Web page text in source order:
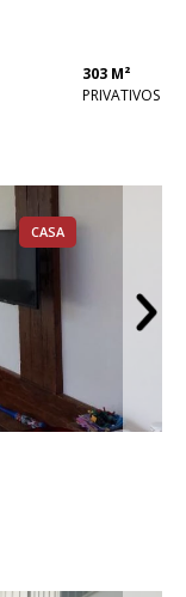
303 M²
PRIVATIVOS
CASA